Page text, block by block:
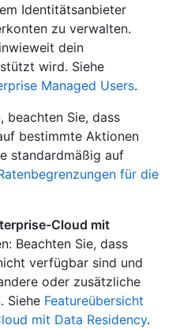
Identitätsanbieter
zu verwalten.
dein
wird. Siehe
Managed Users.
, beachten Sie, dass
bestimmte Aktionen
standardmäßig auf
für die
Cloud mit
Beachten Sie, dass
verfügbar sind und
oder zusätzliche
Siehe Featureübersicht
mit Data Residency.